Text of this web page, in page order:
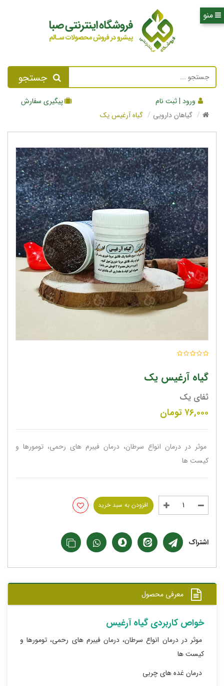
جستجو
ورود | ثبت نام
پیگیری سفارش
گیاهان دارویی
گیاه آرغیس یک
گیاه آرغیس یک
ثفای یک
۷۶,۰۰۰تومان
موثر در درمان انواع سرطان، درمان فیبرم های رحمی، تومورها و
کیست ها
افزودن به سبد خرید
اشتراک
معرفی محصول
خواص کاربردی گیاه آرغیس
موثر در درمان انواع سرطان، درمان فیبرم های رحمی، تومورها و
کیست ها
درمان غده های چربی